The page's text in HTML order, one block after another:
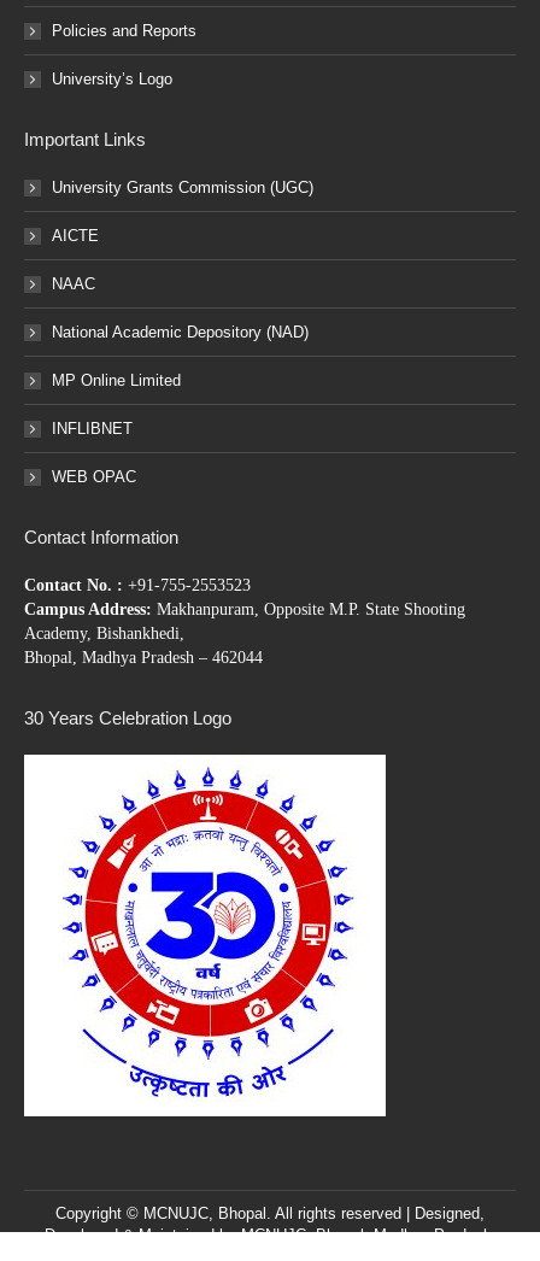
Policies and Reports
University’s Logo
Important Links
University Grants Commission (UGC)
AICTE
NAAC
National Academic Depository (NAD)
MP Online Limited
INFLIBNET
WEB OPAC
Contact Information
Contact No. : +91-755-2553523
Campus Address: Makhanpuram, Opposite M.P. State Shooting
Academy, Bishankhedi,
Bhopal, Madhya Pradesh – 462044
30 Years Celebration Logo
Copyright © MCNUJC, Bhopal. All rights reserved | Designed,
Developed & Maintained byMCNUJC, Bhopal, Madhya Pradesh,